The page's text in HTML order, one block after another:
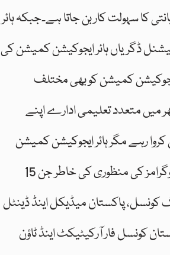
کا سہولت کار بن جاتا ہے۔جبکہ ہائر
ڈگریاں ہائر ایجوکیشن کمیشن کی
کمیشن کو بھی مختلف
متعدد تعلیمی ادارے اپنے
رہے مگر ہائر ایجوکیشن کمیشن
اس بات پر کان نہیں دھر رہا۔ ہائر ایجوکیشن کمیشن نے پروفیشنل ڈگری پروگرامز کی منظوری کی خاطر جن 15
پاکستان میڈیکل اینڈ ڈینٹل
کونسل فار آرکیٹیکٹ اینڈ ٹاؤن